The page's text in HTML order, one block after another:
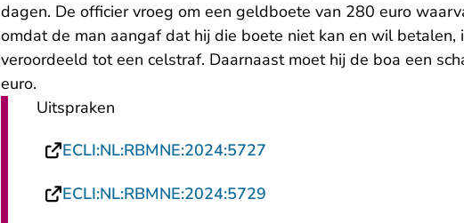
dagen. De officier vroeg om een geldboete van 280 euro
omdat de man aangaf dat hij die boete niet kan en wil betalen,
veroordeeld tot een celstraf. Daarnaast moet hij de boa een
euro.
Uitspraken
ECLI:NL:RBMNE:2024:5727
ECLI:NL:RBMNE:2024:5729